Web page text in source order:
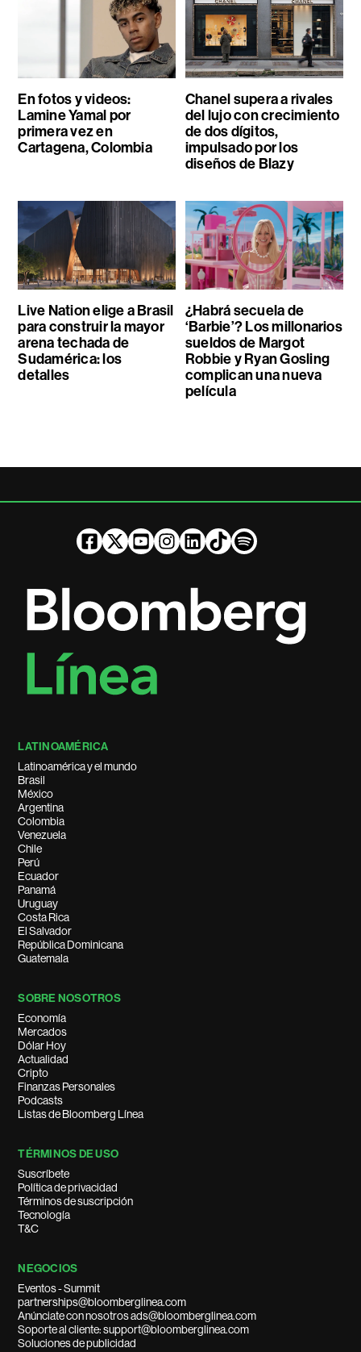
En fotos y videos:
Lamine Yamal por
primera vez en
Cartagena, Colombia
Chanel supera a rivales
del lujo con crecimiento
de dos dígitos,
impulsado por los
diseños de Blazy
Live Nation elige a Brasil
para construir la mayor
arena techada de
Sudamérica: los
detalles
¿Habrá secuela de
‘Barbie’? Los millonarios
sueldos de Margot
Robbie y Ryan Gosling
complican una nueva
película
LATINOAMÉRICA
Latinoamérica y el mundo
Brasil
México
Argentina
Colombia
Venezuela
Chile
Perú
Ecuador
Panamá
Uruguay
Costa Rica
El Salvador
República Dominicana
Guatemala
SOBRE NOSOTROS
Economía
Mercados
Dólar Hoy
Actualidad
Cripto
Finanzas Personales
Podcasts
Listas de Bloomberg Línea
TÉRMINOS DE USO
Suscríbete
Política de privacidad
Términos de suscripción
Tecnología
T&C
NEGOCIOS
Eventos - Summit
partnerships@bloomberglinea.com
Anúnciate con nosotros ads@bloomberglinea.com
Soporte al cliente: support@bloomberglinea.com
Soluciones de publicidad